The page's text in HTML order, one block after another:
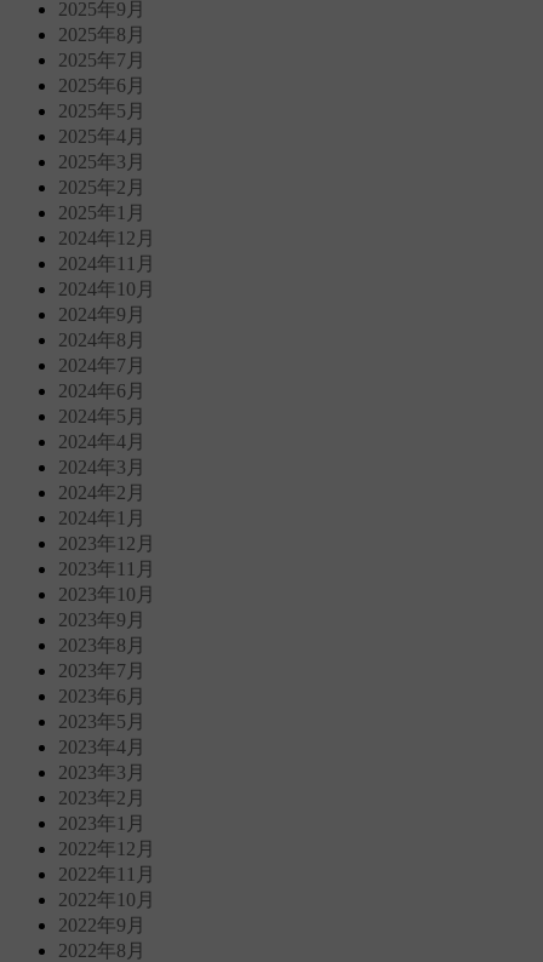
2025年9月
2025年8月
2025年7月
2025年6月
2025年5月
2025年4月
2025年3月
2025年2月
2025年1月
2024年12月
2024年11月
2024年10月
2024年9月
2024年8月
2024年7月
2024年6月
2024年5月
2024年4月
2024年3月
2024年2月
2024年1月
2023年12月
2023年11月
2023年10月
2023年9月
2023年8月
2023年7月
2023年6月
2023年5月
2023年4月
2023年3月
2023年2月
2023年1月
2022年12月
2022年11月
2022年10月
2022年9月
2022年8月